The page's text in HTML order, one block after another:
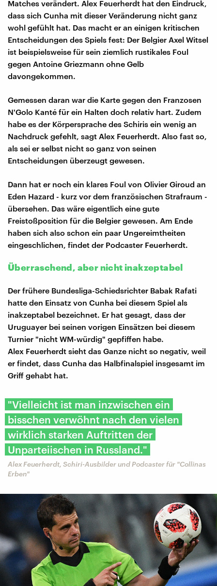
Matches verändert. Alex Feuerherdt hat den Eindruck,
dass sich Cunha mit dieser Veränderung nicht ganz
wohl gefühlt hat. Das macht er an einigen kritischen
Entscheidungen des Spiels fest: Der Belgier Axel Witsel
ist beispielsweise für sein ziemlich rustikales Foul
gegen Antoine Griezmann ohne Gelb
davongekommen.
Gemessen daran war die Karte gegen den Franzosen
N'Golo Kanté für ein Halten doch relativ hart. Zudem
habe es der Körpersprache des Schiris ein wenig an
Nachdruck gefehlt, sagt Alex Feuerherdt. Also fast so,
als sei er selbst nicht so ganz von seinen
Entscheidungen überzeugt gewesen.
Dann hat er noch ein klares Foul von Olivier Giroud an
Eden Hazard - kurz vor dem französischen Strafraum -
übersehen. Das wäre eigentlich eine gute
Freistoßposition für die Belgier gewesen. Am Ende
haben sich also schon ein paar Ungereimtheiten
eingeschlichen, findet der Podcaster Feuerherdt.
Überraschend, aber nicht inakzeptabel
Der frühere Bundesliga-Schiedsrichter Babak Rafati
hatte den Einsatz von Cunha bei diesem Spiel als
inakzeptabel bezeichnet. Er hat gesagt, dass der
Uruguayer bei seinen vorigen Einsätzen bei diesem
Turnier "nicht WM-würdig" gepfiffen habe.
Alex Feuerherdt sieht das Ganze nicht so negativ, weil
er findet, dass Cunha das Halbfinalspiel insgesamt im
Griff gehabt hat.
"Vielleicht ist man inzwischen ein
bisschen verwöhnt nach den vielen
wirklich starken Auftritten der
Unparteiischen in Russland."
Alex Feuerherdt, Schiri-Ausbilder und Podcaster für "Collinas
Erben"